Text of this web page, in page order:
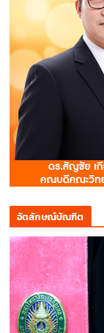
อัตลักษณ์บัณฑิต